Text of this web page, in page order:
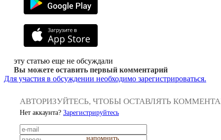
эту статью еще не обсуждали
Вы можете оставить первый комментарий
Для участия в обсуждении необходимо зарегистрироваться.
АВТОРИЗУЙТЕСЬ, ЧТОБЫ ОСТАВЛЯТЬ
Нет аккаунта? Зарегистрируйтесь
напомнить